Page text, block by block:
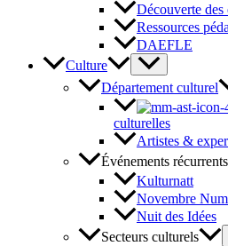
Découverte des
Ressources
DAEFLE
Culture
Département culturel
culturelles
Artistes &
Événements récurrents
Kulturnatt
Novembre
Nuit des Idées
Secteurs culturels